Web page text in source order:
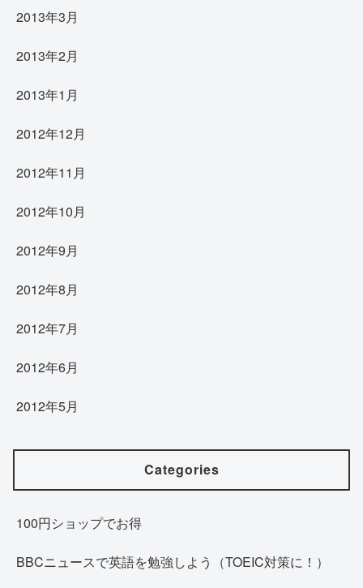
2013年3月
2013年2月
2013年1月
2012年12月
2012年11月
2012年10月
2012年9月
2012年8月
2012年7月
2012年6月
2012年5月
Categories
100円ショップでお得
BBCニュースで英語を勉強しよう（TOEIC対策に！）